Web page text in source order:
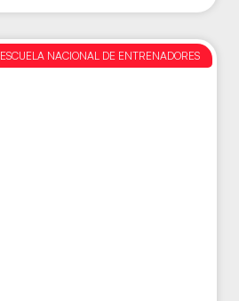
ESCUELA NACIONAL DE ENTRENADORES